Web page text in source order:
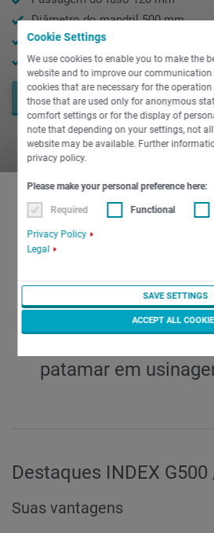
Cookie Settings
We use cookies to enable you to make the
website and to improve our
cookies that are necessary for the
those that are used only for anonymous
comfort settings or for the display of
note that depending on your settings, not
website may be available. Further
privacy policy.
Please make your personal preference here:
Required Functional
Privacy Policy
Legal
SAVE SETTINGS
ACCEPT ALL
Diâmetro do mandril 500 mm
2000 Nm torque máx.
Comprimento de torneamento
PEÇA AGORA
O inovador
Torneamento e
usinagem de alta
para peças de
patamar em
Destaques INDEX
Suas vantagens